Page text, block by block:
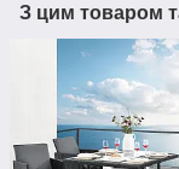
З цим товаром